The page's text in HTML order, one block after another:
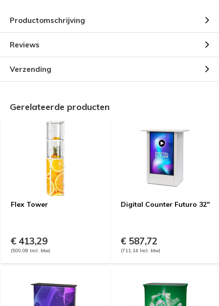
Productomschrijving
Reviews
Verzending
Gerelateerde producten
Flex Tower
€ 413,29
(500,08 Incl. btw)
Digital Counter Futuro 32"
€ 587,72
(711,14 Incl. btw)